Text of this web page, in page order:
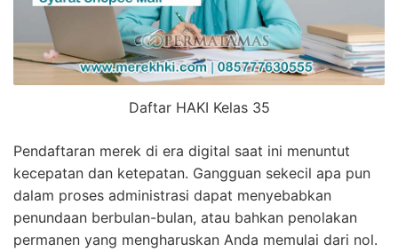
Daftar HAKI Kelas 35
Pendaftaran merek di era digital saat ini menuntut
kecepatan dan ketepatan. Gangguan sekecil apa pun
dalam proses administrasi dapat menyebabkan
penundaan berbulan-bulan, atau bahkan penolakan
permanen yang mengharuskan Anda memulai dari nol.